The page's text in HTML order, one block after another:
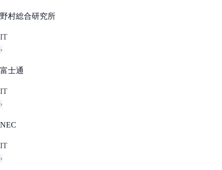
野村総合研究所
IT
›
富士通
IT
›
NEC
IT
›